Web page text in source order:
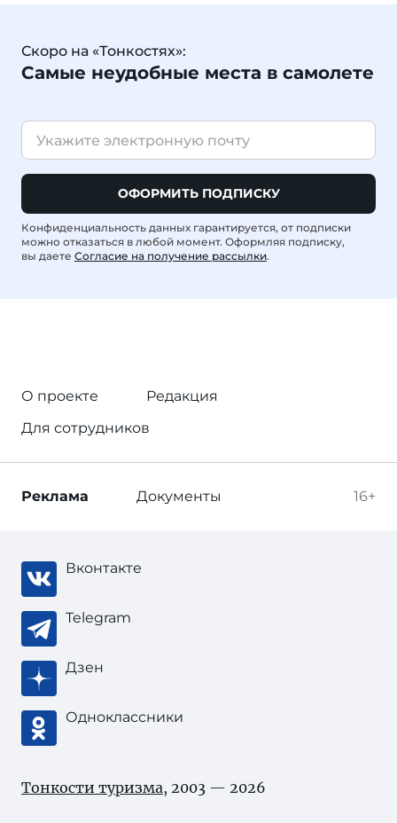
Скоро на «Тонкостях»:
Самые неудобные места в самолете
ОФОРМИТЬ ПОДПИСКУ
Конфиденциальность данных гарантируется, от подписки
можно отказаться в любой момент. Оформляя подписку,
вы даете Согласие на получение рассылки.
О проекте
Редакция
Для сотрудников
16+
Реклама Документы
Вконтакте
Telegram
Дзен
Одноклассники
Тонкости туризма, 2003 — 2026